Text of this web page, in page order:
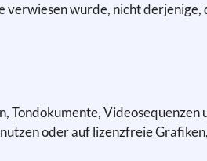
wurde, nicht derjenige,
Videosequenzen
oder auf lizenzfreie